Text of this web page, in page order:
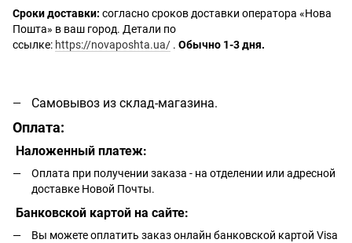
Сроки доставки: согласно сроков доставки оператора «Нова
Пошта» в ваш город. Детали по
ссылке: https://novaposhta.ua/ . Обычно 1-3 дня.
Самовывоз из склад-магазина.
Оплата:
Наложенный платеж:
Оплата при получении заказа - на отделении или адресной
доставке Новой Почты.
Банковской картой на сайте:
Вы можете оплатить заказ онлайн банковской картой Visa